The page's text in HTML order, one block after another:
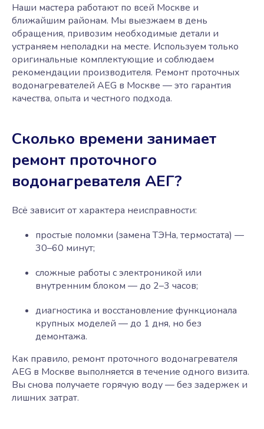
Наши мастера работают по всей Москве и
ближайшим районам. Мы выезжаем в день
обращения, привозим необходимые детали и
устраняем неполадки на месте. Используем только
оригинальные комплектующие и соблюдаем
рекомендации производителя. Ремонт проточных
водонагревателей AEG в Москве — это гарантия
качества, опыта и честного подхода.
Сколько времени занимает
ремонт проточного
водонагревателя АЕГ?
Всё зависит от характера неисправности:
простые поломки (замена ТЭНа, термостата) —
30–60 минут;
сложные работы с электроникой или
внутренним блоком — до 2–3 часов;
диагностика и восстановление функционала
крупных моделей — до 1 дня, но без
демонтажа.
Как правило, ремонт проточного водонагревателя
AEG в Москве выполняется в течение одного визита.
Вы снова получаете горячую воду — без задержек и
лишних затрат.